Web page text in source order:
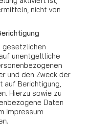
nicht von
gesetzlichen
unentgeltliche
und den Zweck der
auf Berichtigung,
Hierzu sowie zu
Daten
Impressum